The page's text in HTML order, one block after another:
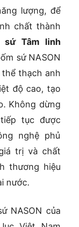
lượng, để
chất thành
sứ Tâm linh
sứ NASON
thạch anh
độ cao, tạo
Không dừng
tục được
nghệ phủ
trị và chất
thương hiệu
nước.
NASON của